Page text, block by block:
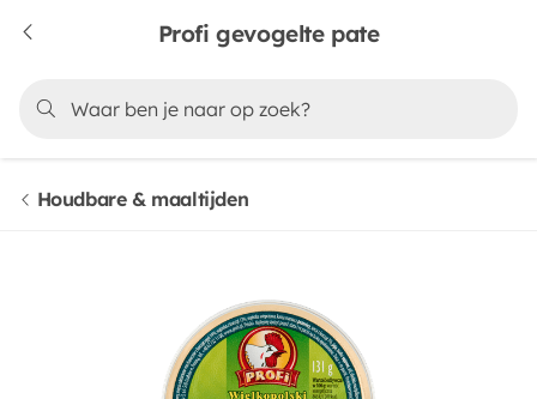
Profi gevogelte pate
Houdbare & maaltijden